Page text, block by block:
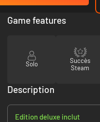
Game features
Solo
Succès
Steam
Description
Edition deluxe inclut